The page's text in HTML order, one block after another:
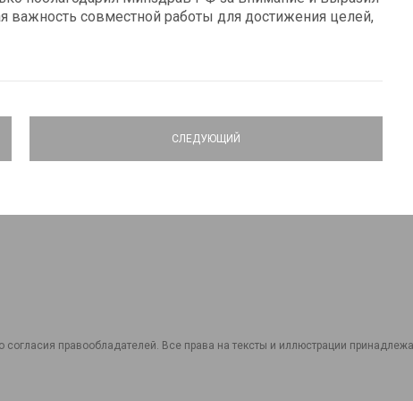
совместной работы для достижения целей,
СЛЕДУЮЩИЙ
согласия правообладателей. Все права на тексты и иллюстрации